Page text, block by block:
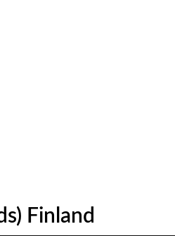
Finland